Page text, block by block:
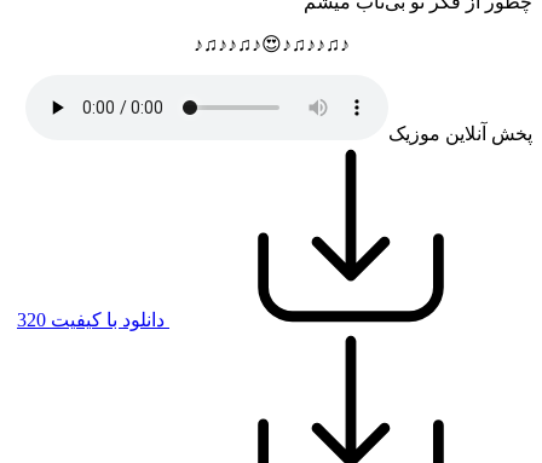
♪♫♪♪♫♪😍♪♫♪♪♫♪
پخش آنلاین موزیک
دانلود با کیفیت 320